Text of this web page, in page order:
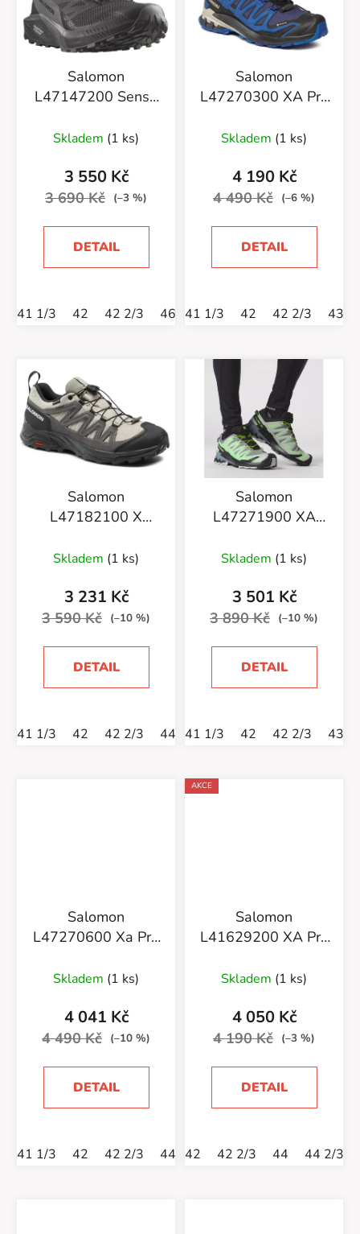
Salomon
L47147200 Sense
Black/Magnet/Black
Skladem (1 ks)
3 550 Kč
3 690 Kč (–3 %)
DETAIL
41 1/3 42 42 2/3 46 46 2/3
Salomon
L47270300 XA Pro
Bluepr/Surf W/Lapi
Skladem (1 ks)
4 190 Kč
4 490 Kč (–6 %)
DETAIL
41 1/3 42 42 2/3 43
Salomon
L47182100 X
Vinkha/Black/Pew
Skladem (1 ks)
3 231 Kč
3 590 Kč (–10 %)
DETAIL
41 1/3 42 42 2/3 44 44 2/3 45 1/3 46 46
Salomon
L47271900 XA
Flint/Grgeck/Black
Skladem (1 ks)
3 501 Kč
3 890 Kč (–10 %)
DETAIL
41 1/3 42 42 2/3 43
Salomon
L47270600 Xa Pro
stone/black/ghost
Skladem (1 ks)
4 041 Kč
4 490 Kč (–10 %)
DETAIL
41 1/3 42 42 2/3 44 44 2/3 45 1/3 46 46
AKCE
Salomon
L41629200 XA Pro
legion
blue
Skladem (1 ks)
4 050 Kč
4 190 Kč (–3 %)
DETAIL
42 42 2/3 44 44 2/3